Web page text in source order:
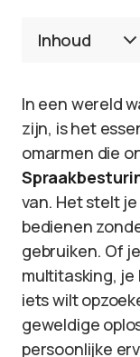
Inhoud
In een wereld
zijn, is het
omarmen die
van. Het stelt
bedienen
gebruiken. Of
multitasking,
iets wilt
geweldige
persoonlijke